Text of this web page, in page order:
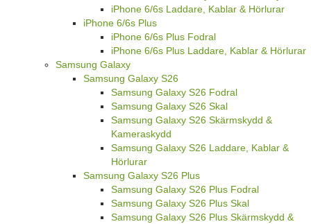
iPhone 6/6s Laddare, Kablar & Hörlurar
iPhone 6/6s Plus
iPhone 6/6s Plus Fodral
iPhone 6/6s Plus Laddare, Kablar & Hörlurar
Samsung Galaxy
Samsung Galaxy S26
Samsung Galaxy S26 Fodral
Samsung Galaxy S26 Skal
Samsung Galaxy S26 Skärmskydd &
Kameraskydd
Samsung Galaxy S26 Laddare, Kablar &
Hörlurar
Samsung Galaxy S26 Plus
Samsung Galaxy S26 Plus Fodral
Samsung Galaxy S26 Plus Skal
Samsung Galaxy S26 Plus Skärmskydd &